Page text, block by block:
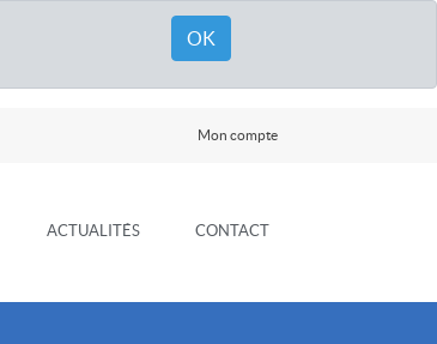
OK
Mon compte
ACTUALITÉS CONTACT